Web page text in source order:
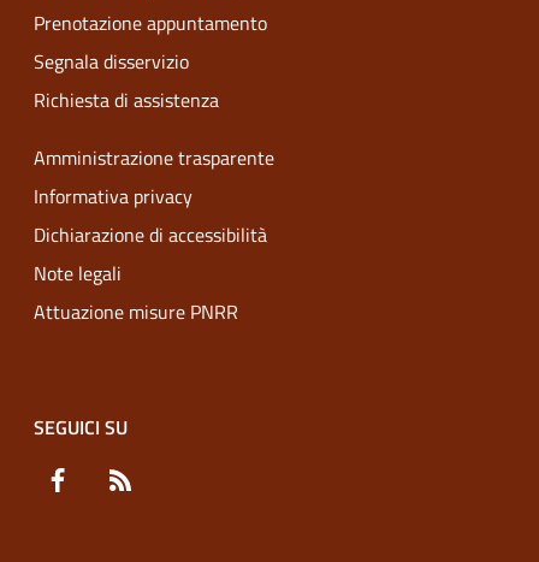
Prenotazione appuntamento
Segnala disservizio
Richiesta di assistenza
Amministrazione trasparente
Informativa privacy
Dichiarazione di accessibilità
Note legali
Attuazione misure PNRR
SEGUICI SU
Facebook